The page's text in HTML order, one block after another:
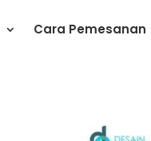
Cara Pemesanan